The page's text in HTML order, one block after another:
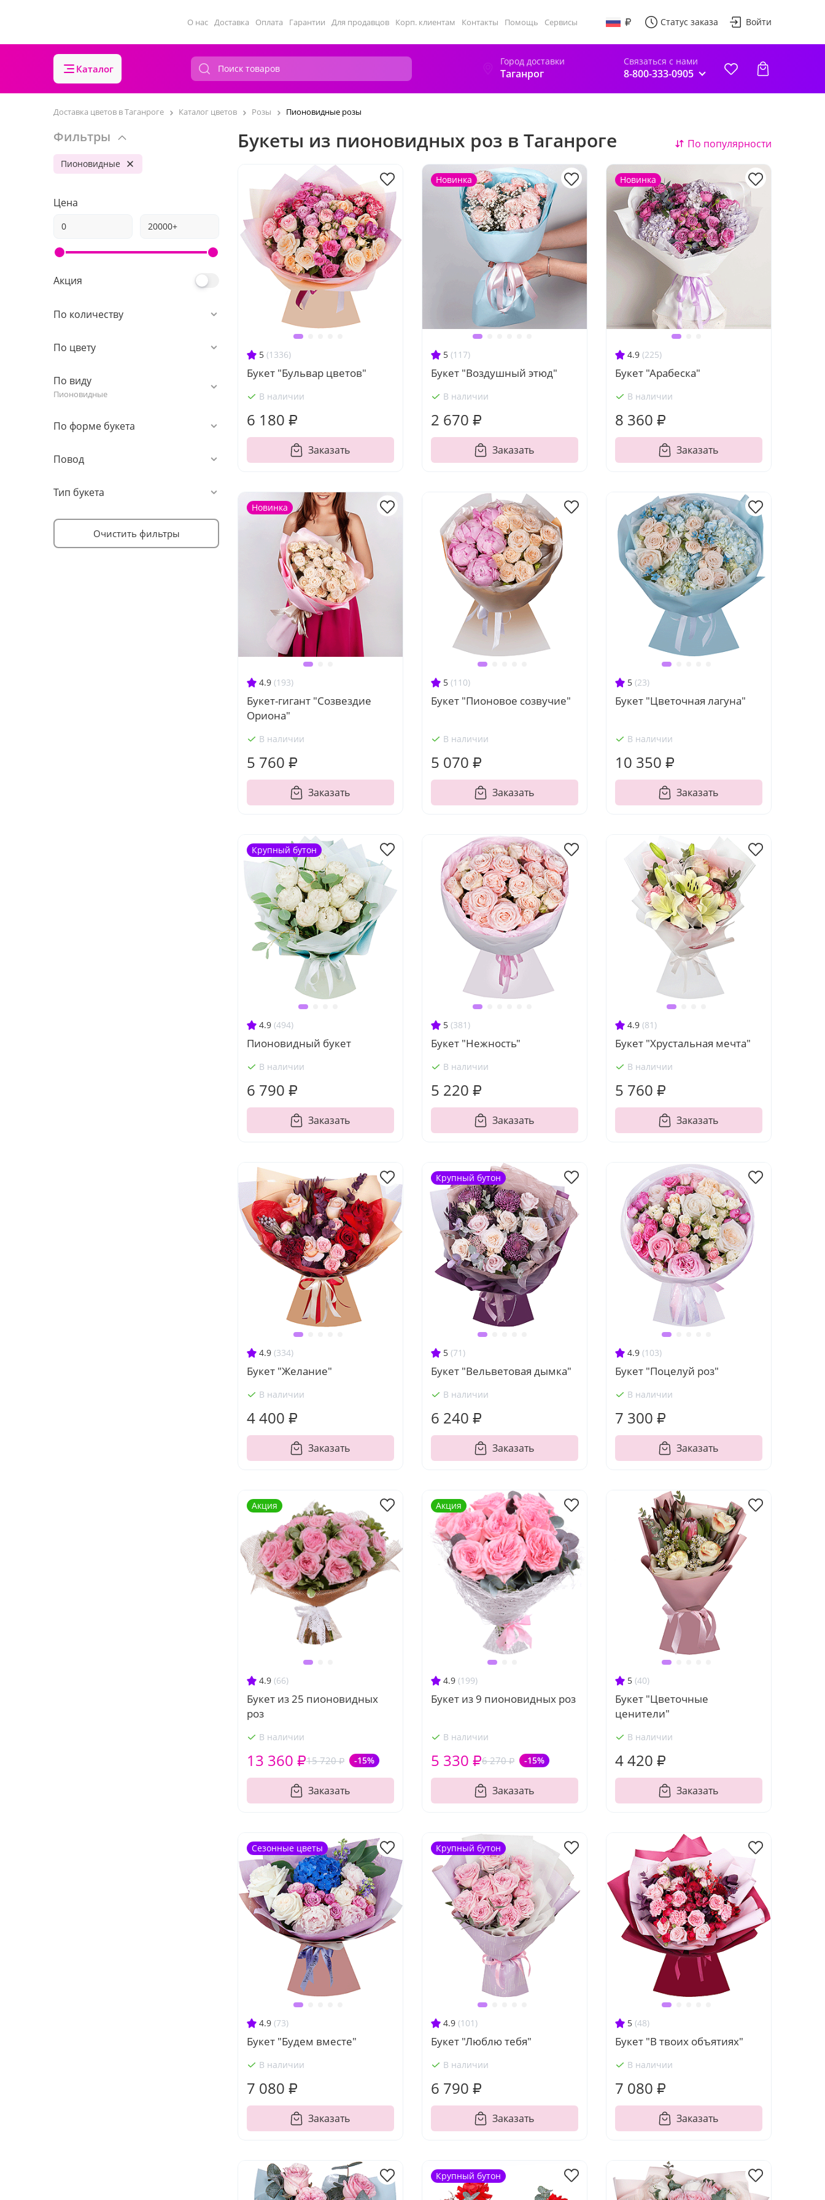
О нас Доставка Оплата Гарантии Для продавцов Корп. клиентам Контакты Помощь Сервисы Статус заказа Войти
Каталог
Город доставки
Таганрог
Связаться с нами
8-800-333-0905
Доставка цветов в Таганроге Каталог цветов Розы Пионовидные розы
Фильтры
Пионовидные
Цена
Акция
По количеству
По цвету
По виду
Пионовидные
По форме букета
Повод
Тип букета
Очистить фильтры
Букеты из пионовидных роз в Таганроге По популярности
5 (1336)
Букет "Бульвар цветов"
В наличии
6 180 ₽
Заказать
5 (117)
Букет "Воздушный этюд"
В наличии
2 670 ₽
Заказать
Новинка
4.9 (225)
Букет "Арабеска"
В наличии
8 360 ₽
Заказать
Новинка
4.9 (193)
Букет-гигант "Созвездие
Ориона"
В наличии
5 760 ₽
Заказать
Новинка
5 (110)
Букет "Пионовое созвучие"
В наличии
5 070 ₽
Заказать
5 (23)
Букет "Цветочная лагуна"
В наличии
10 350 ₽
Заказать
4.9 (494)
Пионовидный букет
В наличии
6 790 ₽
Заказать
Крупный бутон
5 (381)
Букет "Нежность"
В наличии
5 220 ₽
Заказать
4.9 (81)
Букет "Хрустальная мечта"
В наличии
5 760 ₽
Заказать
4.9 (334)
Букет "Желание"
В наличии
4 400 ₽
Заказать
5 (71)
Букет "Вельветовая дымка"
В наличии
6 240 ₽
Заказать
Крупный бутон
4.9 (103)
Букет "Поцелуй роз"
В наличии
7 300 ₽
Заказать
4.9 (66)
Букет из 25 пионовидных
роз
В наличии
15 720 ₽ -15%
13 360 ₽
Заказать
Акция
4.9 (199)
Букет из 9 пионовидных роз
В наличии
6 270 ₽ -15%
5 330 ₽
Заказать
Акция
5 (40)
Букет "Цветочные
ценители"
В наличии
4 420 ₽
Заказать
4.9 (73)
Букет "Будем вместе"
В наличии
7 080 ₽
Заказать
Сезонные цветы
4.9 (101)
Букет "Люблю тебя"
В наличии
6 790 ₽
Заказать
Крупный бутон
5 (48)
Букет "В твоих объятиях"
В наличии
7 080 ₽
Заказать
Крупный бутон